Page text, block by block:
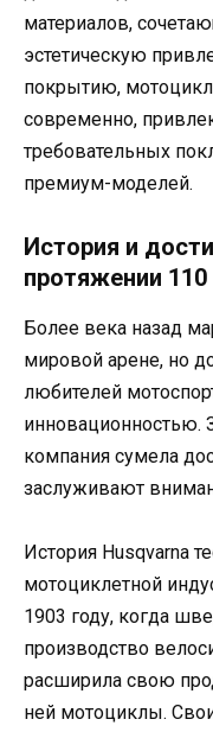
материалов,
эстетическую
покрытию,
современно,
требовательных
премиум-моделей.
История и
протяжении 110
Более века назад
мировой арене, но
любителей
инновационностью.
компания сумела
заслуживают
История Husqvarna
мотоциклетной
1903 году, когда
производство
расширила свою
ней мотоциклы.